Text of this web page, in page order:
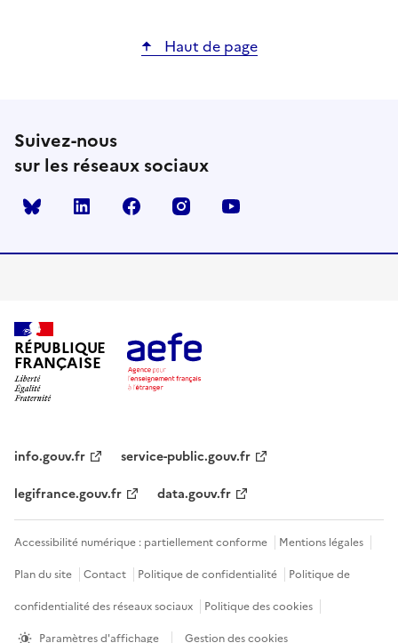
Haut de page
Suivez-nous
sur les réseaux sociaux
Bluesky linkedin facebook instagram
RÉPUBLIQUE
FRANÇAISE
info.gouv.fr
service-public.gouv.fr
legifrance.gouv.fr
data.gouv.fr
Accessibilité numérique : partiellement conforme
Mentions légales
Plan du site
Contact Politique de confidentialité
Politique de
confidentialité des réseaux sociaux
Politique des cookies
Paramètres d'affichage
Gestion des cookies